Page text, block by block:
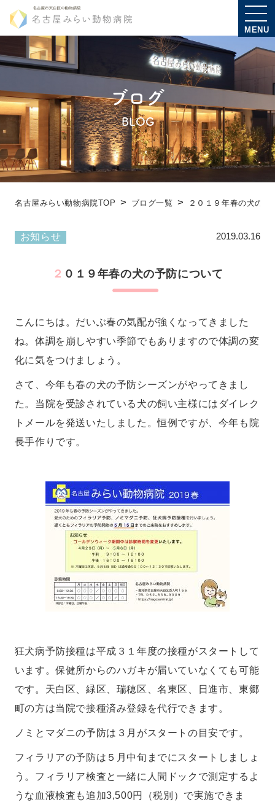
MENU
ブログ
BLOG
名古屋みらい動物病院TOP ブログ一覧 ２０１９年春の犬の
お知らせ 2019.03.16
２０１９年春の犬の予防について
こんにちは。だいぶ春の気配が強くなってきました
ね。体調を崩しやすい季節でもありますので体調の変
化に気をつけましょう。
さて、今年も春の犬の予防シーズンがやってきまし
た。当院を受診されている犬の飼い主様にはダイレク
トメールを発送いたしました。恒例ですが、今年も院
長手作りです。
狂犬病予防接種は平成３１年度の接種がスタートして
います。保健所からのハガキが届いていなくても可能
です。天白区、緑区、瑞穂区、名東区、日進市、東郷
町の方は当院で接種済み登録を代行できます。
ノミとマダニの予防は３月がスタートの目安です。
フィラリアの予防は５月中旬までにスタートしましょ
う。フィラリア検査と一緒に人間ドックで測定するよ
うな血液検査も追加3,500円（税別）で実施できま